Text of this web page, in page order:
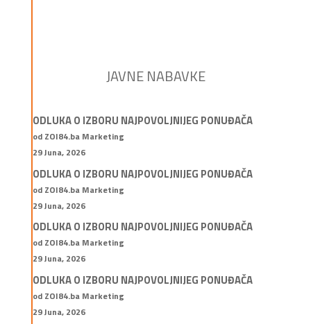
JAVNE NABAVKE
ODLUKA O IZBORU NAJPOVOLJNIJEG PONUĐAČA
od ZOI84.ba Marketing
29 Juna, 2026
ODLUKA O IZBORU NAJPOVOLJNIJEG PONUĐAČA
od ZOI84.ba Marketing
29 Juna, 2026
ODLUKA O IZBORU NAJPOVOLJNIJEG PONUĐAČA
od ZOI84.ba Marketing
29 Juna, 2026
ODLUKA O IZBORU NAJPOVOLJNIJEG PONUĐAČA
od ZOI84.ba Marketing
29 Juna, 2026